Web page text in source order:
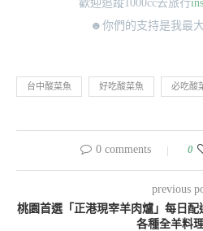
歡迎追蹤1000cc去旅行
☻你們的支持是我最
台中酸菜魚 好吃酸菜魚 必吃酸
0 comments 0
previous
桃園首選「正港現宰羊肉爐」每日
各種全羊料